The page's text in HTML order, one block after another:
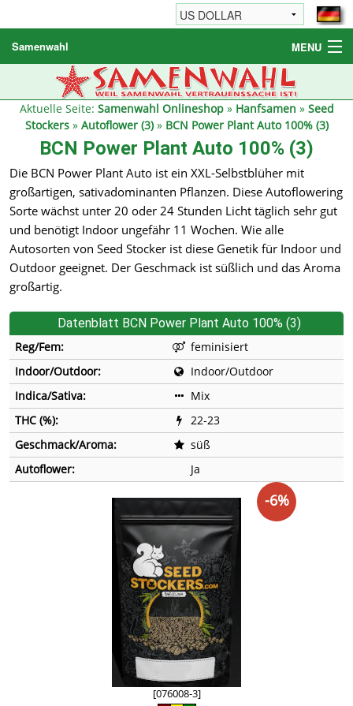
Samenwahl MENU
Hanfsamen
Weitere Produkte
Reseller
Aktuelle Seite: Samenwahl Onlineshop» Hanfsamen » Seed
Stockers» Autoflower (3)» BCN Power Plant Auto 100% (3)
BCN Power Plant Auto 100% (3)
Die BCN Power Plant Auto ist ein XXL-Selbstblüher mit
großartigen, sativadominanten Pflanzen. Diese Autoflowering
Sorte wächst unter 20 oder 24 Stunden Licht täglich sehr gut
und benötigt Indoor ungefähr 11 Wochen. Wie alle
Autosorten von Seed Stocker ist diese Genetik für Indoor und
Outdoor geeignet. Der Geschmack ist süßlich und das Aroma
großartig.
Datenblatt BCN Power Plant Auto 100% (3)
Reg/Fem:
feminisiert
Indoor/Outdoor:
Indoor/Outdoor
Indica/Sativa:
Mix
THC (%):
22-23
Geschmack/Aroma:
süß
Autoflower:
Ja
[076008-3]
-6%